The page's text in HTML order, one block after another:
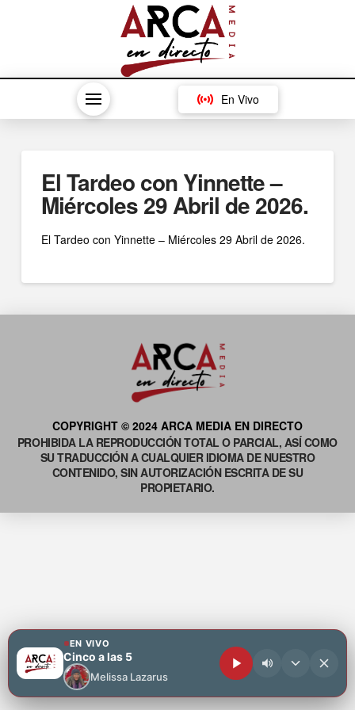
En Vivo
El Tardeo con Yinnette –
Miércoles 29 Abril de 2026.
El Tardeo con Yinnette – Miércoles 29 Abril de 2026.
COPYRIGHT © 2024 ARCA MEDIA EN DIRECTO
PROHIBIDA LA REPRODUCCIÓN TOTAL O PARCIAL, ASÍ COMO
SU TRADUCCIÓN A CUALQUIER IDIOMA DE NUESTRO
CONTENIDO, SIN AUTORIZACIÓN ESCRITA DE SU
PROPIETARIO.
EN VIVO
Cinco a las 5
Melissa Lazarus